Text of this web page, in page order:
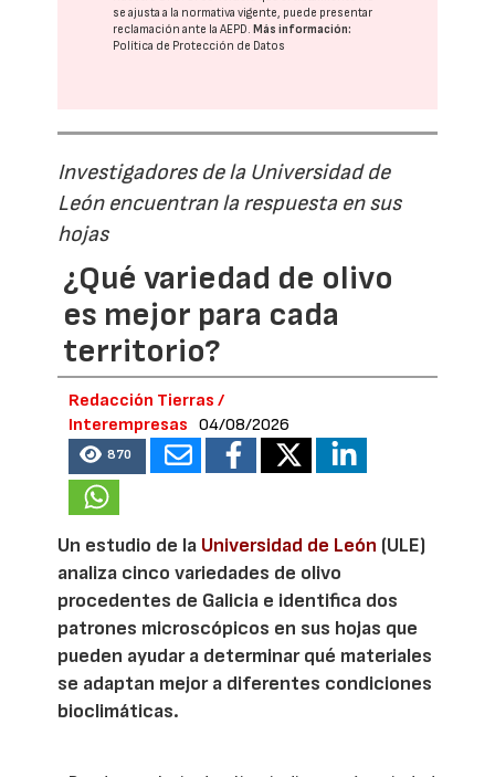
se ajusta a la normativa vigente, puede presentar
reclamación ante laAEPD.Más información:
Política de Protección de Datos
Investigadores de la Universidad de
León encuentran la respuesta en sus
hojas
¿Qué variedad de olivo
es mejor para cada
territorio?
Redacción Tierras /
Interempresas
04/08/2026
870
Un estudio de la Universidad de León (ULE)
analiza cinco variedades de olivo
procedentes de Galicia e identifica dos
patrones microscópicos en sus hojas que
pueden ayudar a determinar qué materiales
se adaptan mejor a diferentes condiciones
bioclimáticas.